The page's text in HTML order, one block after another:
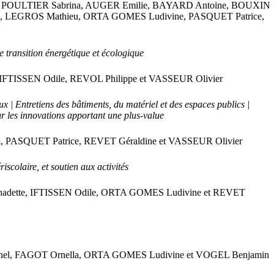
Sabrina, AUGER Emilie, BAYARD Antoine, BOUXIN
Mathieu, ORTA GOMES Ludivine, PASQUET Patrice,
énergétique et écologique
Odile, REVOL Philippe et VASSEUR Olivier
| Entretiens des bâtiments, du matériel et des espaces publics |
les innovations apportant une plus-value
Patrice, REVET Géraldine et VASSEUR Olivier
et soutien aux activités
IFTISSEN Odile, ORTA GOMES Ludivine et REVET
FAGOT Ornella, ORTA GOMES Ludivine et VOGEL Benjamin